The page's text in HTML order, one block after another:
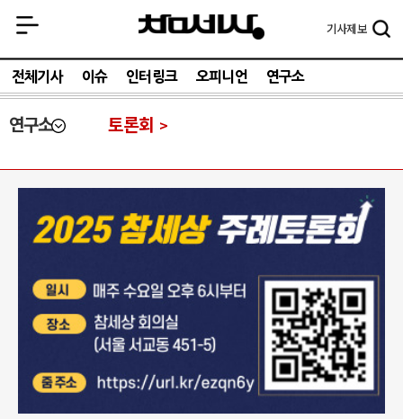
기사제보
전체기사 이슈 인터링크 오피니언 연구소
연구소 토론회